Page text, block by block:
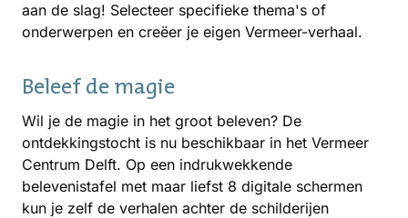
aan de slag! Selecteer specifieke thema's of
onderwerpen en creëer je eigen Vermeer-verhaal.
Beleef de magie
Wil je de magie in het groot beleven? De
ontdekkingstocht is nu beschikbaar in het Vermeer
Centrum Delft. Op een indrukwekkende
belevenistafel met maar liefst 8 digitale schermen
kun je zelf de verhalen achter de schilderijen